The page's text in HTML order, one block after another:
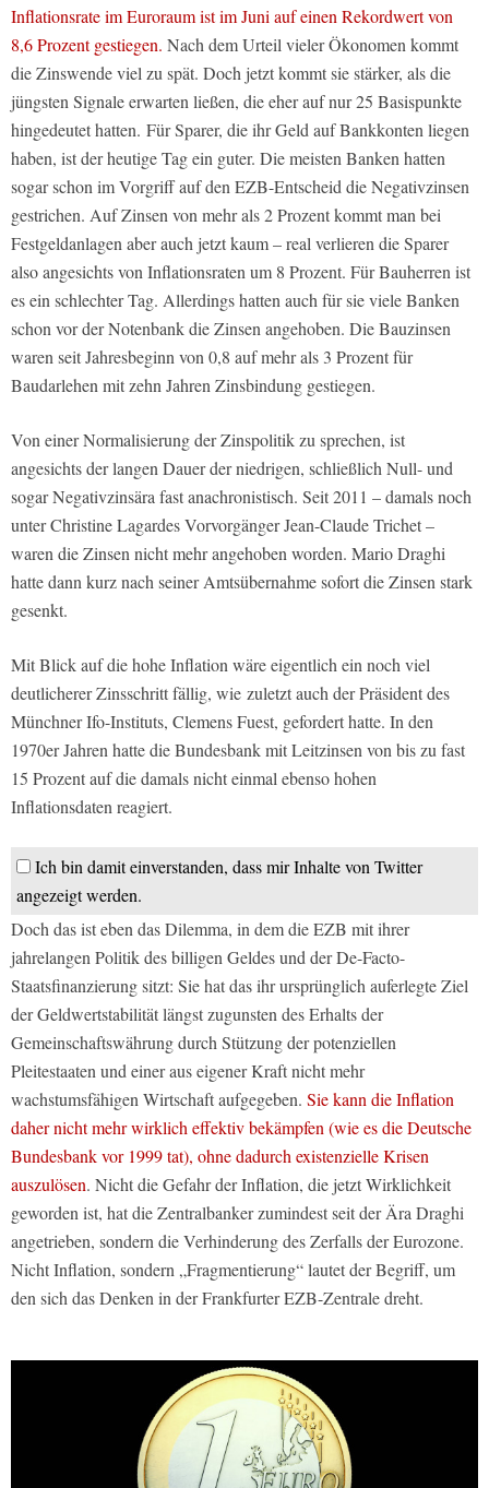
Inflationsrate im Euroraum ist im Juni auf einen Rekordwert von
8,6 Prozent gestiegen. Nach dem Urteil vieler Ökonomen kommt
die Zinswende viel zu spät. Doch jetzt kommt sie stärker, als die
jüngsten Signale erwarten ließen, die eher auf nur 25 Basispunkte
hingedeutet hatten. Für Sparer, die ihr Geld auf Bankkonten liegen
haben, ist der heutige Tag ein guter. Die meisten Banken hatten
sogar schon im Vorgriff auf den EZB-Entscheid die Negativzinsen
gestrichen. Auf Zinsen von mehr als 2 Prozent kommt man bei
Festgeldanlagen aber auch jetzt kaum – real verlieren die Sparer
also angesichts von Inflationsraten um 8 Prozent. Für Bauherren ist
es ein schlechter Tag. Allerdings hatten auch für sie viele Banken
schon vor der Notenbank die Zinsen angehoben. Die Bauzinsen
waren seit Jahresbeginn von 0,8 auf mehr als 3 Prozent für
Baudarlehen mit zehn Jahren Zinsbindung gestiegen.
Von einer Normalisierung der Zinspolitik zu sprechen, ist
angesichts der langen Dauer der niedrigen, schließlich Null- und
sogar Negativzinsära fast anachronistisch. Seit 2011 – damals noch
unter Christine Lagardes Vorvorgänger Jean-Claude Trichet –
waren die Zinsen nicht mehr angehoben worden. Mario Draghi
hatte dann kurz nach seiner Amtsübernahme sofort die Zinsen stark
gesenkt.
Mit Blick auf die hohe Inflation wäre eigentlich ein noch viel
deutlicherer Zinsschritt fällig, wie zuletzt auch der Präsident des
Münchner Ifo-Instituts, Clemens Fuest, gefordert hatte. In den
1970er Jahren hatte die Bundesbank mit Leitzinsen von bis zu fast
15 Prozent auf die damals nicht einmal ebenso hohen
Inflationsdaten reagiert.
Ich bin damit einverstanden, dass mir Inhalte von Twitter
angezeigt werden.
Doch das ist eben das Dilemma, in dem die EZB mit ihrer
jahrelangen Politik des billigen Geldes und der De-Facto-
Staatsfinanzierung sitzt: Sie hat das ihr ursprünglich auferlegte Ziel
der Geldwertstabilität längst zugunsten des Erhalts der
Gemeinschaftswährung durch Stützung der potenziellen
Pleitestaaten und einer aus eigener Kraft nicht mehr
wachstumsfähigen Wirtschaft aufgegeben. Sie kann die Inflation
daher nicht mehr wirklich effektiv bekämpfen (wie es die Deutsche
Bundesbank vor 1999 tat), ohne dadurch existenzielle Krisen
auszulösen. Nicht die Gefahr der Inflation, die jetzt Wirklichkeit
geworden ist, hat die Zentralbanker zumindest seit der Ära Draghi
angetrieben, sondern die Verhinderung des Zerfalls der Eurozone.
Nicht Inflation, sondern „Fragmentierung“ lautet der Begriff, um
den sich das Denken in der Frankfurter EZB-Zentrale dreht.